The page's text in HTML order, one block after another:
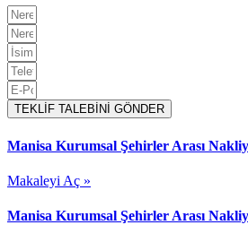
TEKLİF TALEBİNİ GÖNDER
Manisa Kurumsal Şehirler Arası
Makaleyi Aç »
Manisa Kurumsal Şehirler Arası